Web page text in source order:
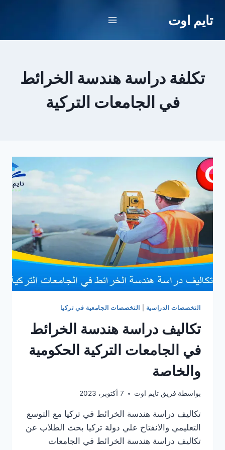
تايم اوت
تكلفة دراسة هندسة الخرائط
في الجامعات التركية
التخصصات الدراسية التخصصات الجامعية في تركيا
تكاليف دراسة هندسة الخرائط
في الجامعات التركية الحكومية
والخاصة
بواسطة فريق تايم اوت 7 أكتوبر، 2023
تكاليف دراسة هندسة الخرائط في تركيا مع التوسع
التعليمي والانفتاح علي دولة تركيا بحث الطلاب عن
تكاليف دراسة هندسة الخرائط في الجامعات